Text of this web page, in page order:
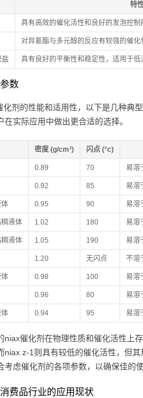
特
具有高效的催化活性和良好的发泡控
对异氰酯与多元醇的反应有较强的催
盐 具有良好的平衡性和稳定性，适用于
数
剂的性能和适用性，以下是几种典
实际应用中做出更合适的选择。
密度 (g/cm³) 闪点 (°c)
0.89 70 易溶
0.92 85 易溶
0.95 90 易溶
液体 1.02 180 易溶
液体 1.05 190 易溶
1.20 无闪点 不溶
0.98 100 易溶
0.96 80 易溶
0.94 95 易溶
niax催化剂在物理性质和催化活性
niax z-1则具有较低的催化活性，但
虑催化剂的各项参数，以确保佳的使
费品行业的应用现状